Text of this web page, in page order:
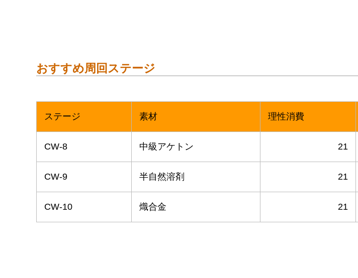
おすすめ周回ステージ
ステージ 素材 理性消費
CW-8 中級アケトン 21
CW-9 半自然溶剤 21
CW-10 熾合金 21